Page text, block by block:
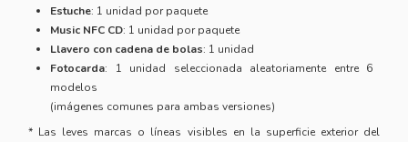
Estuche: 1 unidad por paquete
Music NFC CD: 1 unidad por paquete
Llavero con cadena de bolas: 1 unidad
Fotocarda: 1 unidad seleccionada aleatoriamente entre 6
modelos
(imágenes comunes para ambas versiones)
* Las leves marcas o líneas visibles en la superficie exterior del